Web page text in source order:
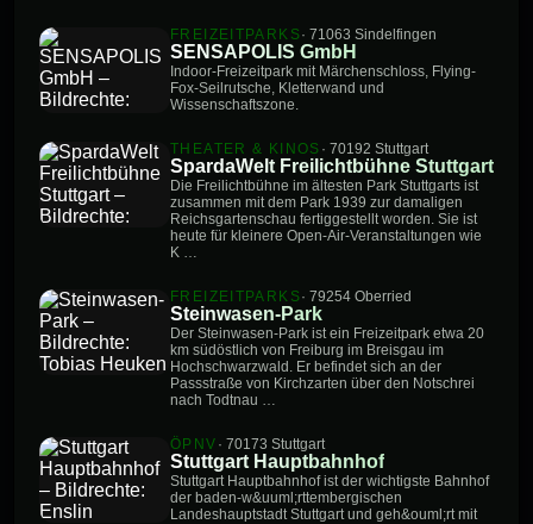
FREIZEITPARKS· 71063 Sindelfingen
SENSAPOLIS GmbH
Indoor-Freizeitpark mit Märchenschloss, Flying-
Fox-Seilrutsche, Kletterwand und
Wissenschaftszone.
THEATER & KINOS · 70192 Stuttgart
SpardaWelt Freilichtbühne Stuttgart
Die Freilichtbühne im ältesten Park Stuttgarts ist
zusammen mit dem Park 1939 zur damaligen
Reichsgartenschau fertiggestellt worden. Sie ist
heute für kleinere Open-Air-Veranstaltungen wie
K …
FREIZEITPARKS· 79254 Oberried
Steinwasen-Park
Der Steinwasen-Park ist ein Freizeitpark etwa 20
km südöstlich von Freiburg im Breisgau im
Hochschwarzwald. Er befindet sich an der
Passstraße von Kirchzarten über den Notschrei
nach Todtnau …
ÖPNV · 70173 Stuttgart
Stuttgart Hauptbahnhof
Stuttgart Hauptbahnhof ist der wichtigste Bahnhof
der baden-w&uuml;rttembergischen
Landeshauptstadt Stuttgart und geh&ouml;rt mit